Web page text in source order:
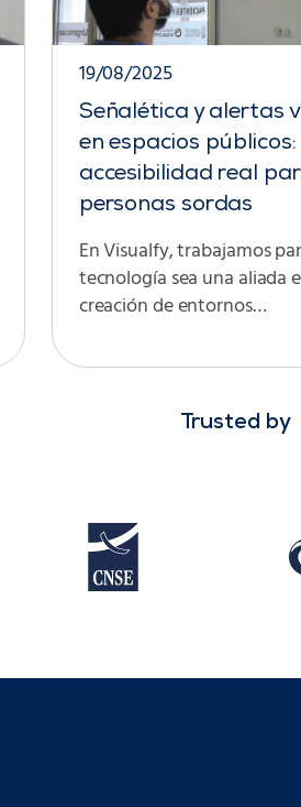
Señalética y alertas
en espacios públicos:
accesibilidad real
personas sordas
19/08/2025
En Visualfy, trabajamos
tecnología sea una aliada
creación de entornos…
Trusted by